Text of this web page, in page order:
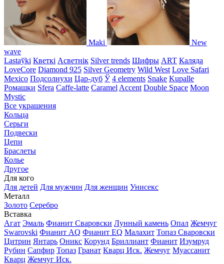
Maki
New
wave
Lastaўki Кветкі Асветнiк Silver trends Шифры ART Каляда
LoveCore Diamond 925 Silver Geometry Wild West Love Safari
Mexico Подсолнухи Цар-дуб Ў 4 elements Snake Kupalle
Ромашки Sfera Caffe-latte Caramel Accent Double Space Moon
Mystic
Все украшения
Кольца
Серьги
Подвески
Цепи
Браслеты
Колье
Другое
Для кого
Для детей Для мужчин Для женщин Унисекс
Металл
Золото Серебро
Вставка
Агат Эмаль Фианит Сваровски Лунный камень Опал Жемчуг
Swarovski Фианит AQ Фианит EQ Малахит Топаз Сваровски
Цитрин Янтарь Оникс Корунд Бриллиант Фианит Изумруд
Рубин Сапфир Топаз Гранат Кварц Иск. Жемчуг Муассанит
Кварц Жемчуг Иск.